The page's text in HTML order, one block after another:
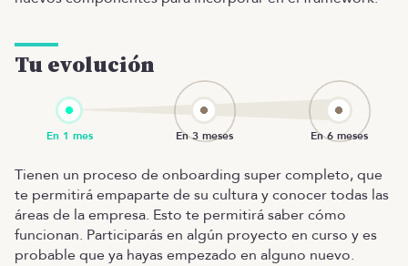
Tu evolución
Tienen un proceso de onboarding super completo, que
te permitirá empaparte de su cultura y conocer todas las
áreas de la empresa. Esto te permitirá saber cómo
funcionan. Participarás en algún proyecto en curso y es
probable que ya hayas empezado en alguno nuevo.